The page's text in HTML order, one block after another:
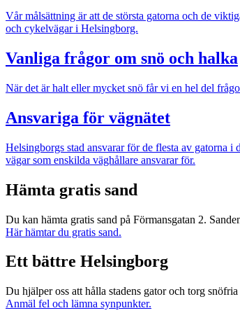
Vår målsättning är att de största gatorna och de
och cykelvägar i Helsingborg.
Vanliga frågor om snö och halka
När det är halt eller mycket snö får vi en hel del
Ansvariga för vägnätet
Helsingborgs stad ansvarar för de flesta av gatorna
vägar som enskilda väghållare ansvarar för.
Hämta gratis sand
Du kan hämta gratis sand på Förmansgatan 2.
Här hämtar du gratis sand.
Ett bättre Helsingborg
Du hjälper oss att hålla stadens gator och torg
Anmäl fel och lämna synpunkter.